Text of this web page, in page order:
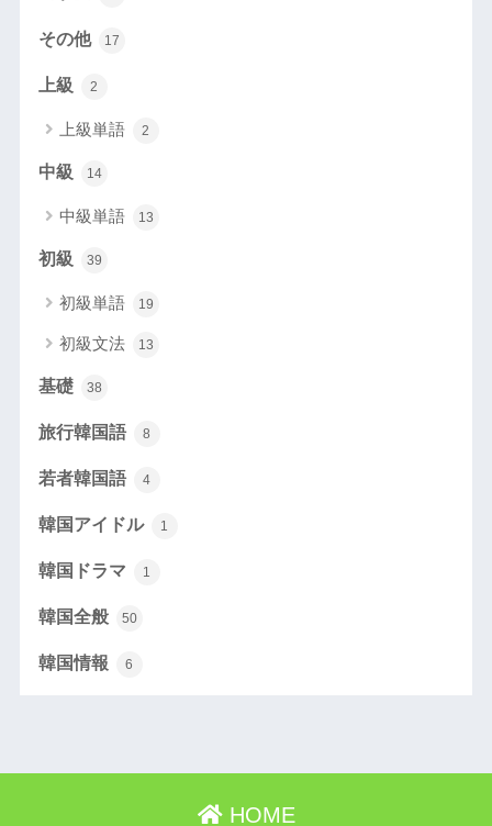
その他 17
上級 2
上級単語 2
中級 14
中級単語 13
初級 39
初級単語 19
初級文法 13
基礎 38
旅行韓国語 8
若者韓国語 4
韓国アイドル 1
韓国ドラマ 1
韓国全般 50
韓国情報 6
HOME